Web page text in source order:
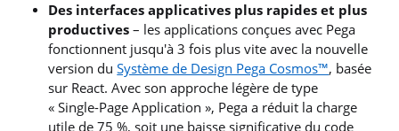
Des interfaces applicatives plus rapides et plus
productives– les applications conçues avec Pega
fonctionnent jusqu'à 3 fois plus vite avec la nouvelle
version duSystème de Design Pega Cosmos™, basée
sur React. Avec son approche légère de type
« Single-Page Application », Pega a réduit la charge
utile de 75 %, soit une baisse significative du code